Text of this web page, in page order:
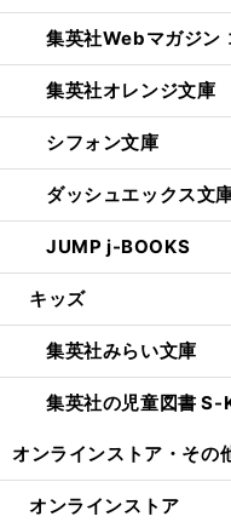
集英社Webマガジン
集英社オレンジ文庫
シフォン文庫
ダッシュエックス文
JUMP j-BOOKS
キッズ
集英社みらい文庫
集英社の児童図書 S-
オンラインストア・ その
オンラインストア